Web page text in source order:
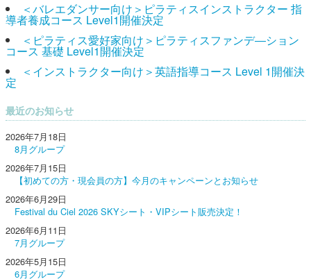
＜バレエダンサー向け＞ピラティスインストラクター 指
導者養成コース Level1開催決定
＜ピラティス愛好家向け＞ピラティスファンデ―ション
コース 基礎 Level1開催決定
＜インストラクター向け＞英語指導コース Level 1開催決
定
最近のお知らせ
2026年7月18日
8月グループ
2026年7月15日
【初めての方・現会員の方】今月のキャンペーンとお知らせ
2026年6月29日
Festival du Ciel 2026 SKYシート・VIPシート販売決定！
2026年6月11日
7月グループ
2026年5月15日
6月グループ